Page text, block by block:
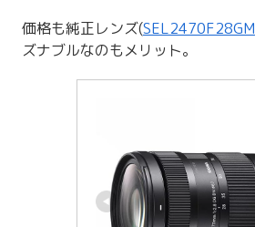
価格も純正レンズ(SEL2470F28GM
ズナブルなのもメリット。